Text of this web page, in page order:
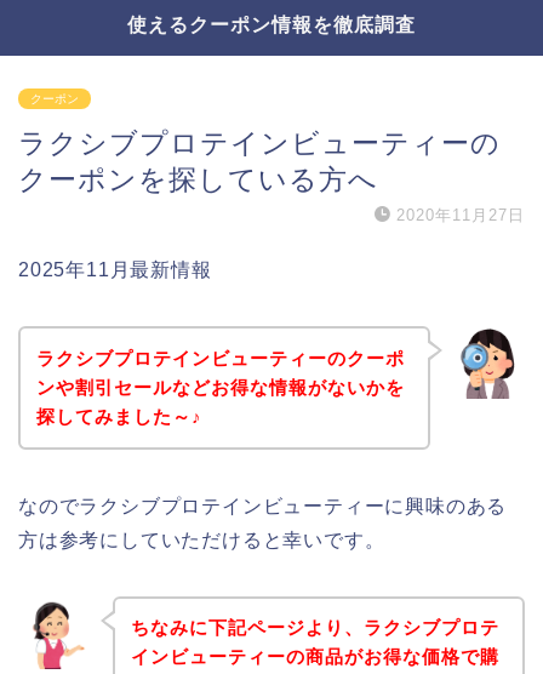
使えるクーポン情報を徹底調査
クーポン
ラクシブプロテインビューティーの
クーポンを探している方へ
2020年11月27日
2025年11月最新情報
ラクシブプロテインビューティーのクーポ
ンや割引セールなどお得な情報がないかを
探してみました～♪
なのでラクシブプロテインビューティーに興味のある
方は参考にしていただけると幸いです。
ちなみに下記ページより、ラクシブプロテ
インビューティーの商品がお得な価格で購